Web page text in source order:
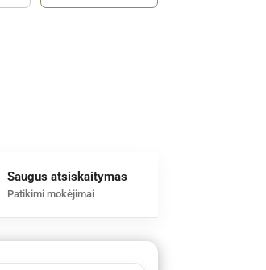
Saugus atsiskaitymas
Patikimi mokėjimai